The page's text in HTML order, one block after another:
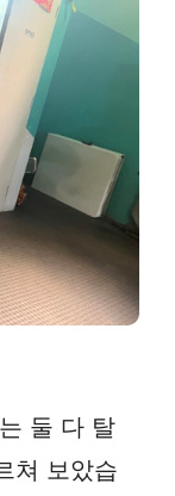
둘 다 탈
쳐 보았습